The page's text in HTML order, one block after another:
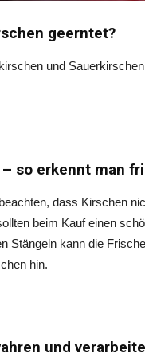
geerntet?
und
so erkennt man
dass Kirschen
beim Kauf einen
Stängeln kann die
hin.
und